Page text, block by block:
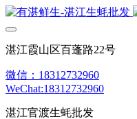
湛江霞山区百蓬路22号
微信：18312732960
WeChat:18312732960
湛江官渡生蚝批发